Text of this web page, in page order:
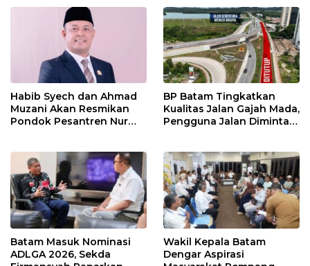
Habib Syech dan Ahmad
Muzani Akan Resmikan
Pondok Pesantren Nur
BP Batam Tingkatkan
Kualitas Jalan Gajah Mada,
Pengguna Jalan Diminta
Batam Masuk Nominasi
ADLGA 2026, Sekda
Wakil Kepala Batam
Dengar Aspirasi